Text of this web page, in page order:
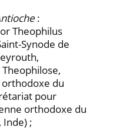
:
Theophilus
Synode de
du
pour
orthodoxe du
Inde) ;